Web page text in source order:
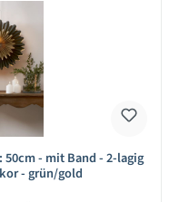
50cm - mit Band - 2-lagig
- grün/gold
Preis: